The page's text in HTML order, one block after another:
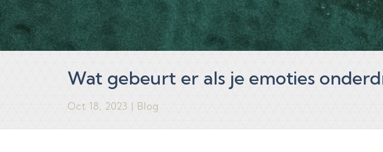
Wat gebeurt er als je emoties
Oct 18, 2023 | Blog